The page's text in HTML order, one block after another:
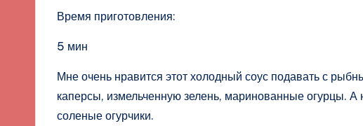
Время приготовления:
5 мин
Мне очень нравится этот холодный соус подавать с
каперсы, измельченную зелень, маринованные огурцы.
соленые огурчики.